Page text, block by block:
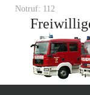
Notruf: 112